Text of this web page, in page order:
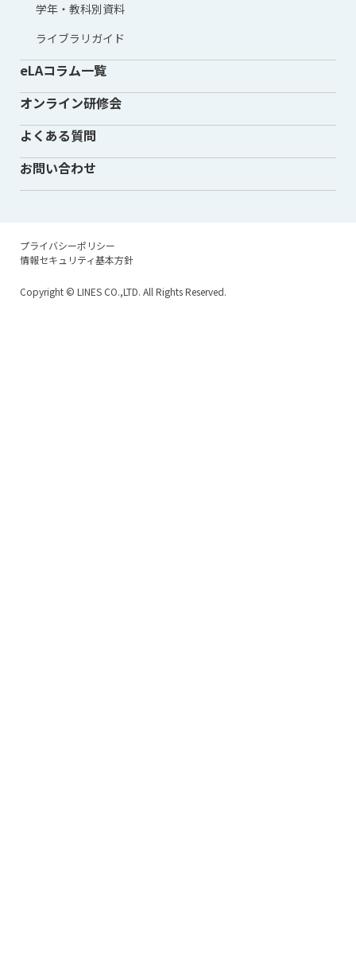
学年・教科別資料
ライブラリガイド
eLAコラム一覧
オンライン研修会
よくある質問
お問い合わせ
プライバシーポリシー
情報セキュリティ基本方針
Copyright © LINES CO.,LTD. All Rights Reserved.